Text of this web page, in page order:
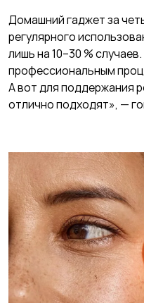
Домашний гаджет за
регулярного
лишь на 10–30 %
профессиональным
А вот для поддержания
отлично подходят», —